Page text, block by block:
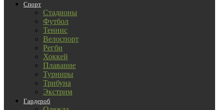
Спорт
Стадионы
Футбол
Теннис
Велоспорт
Регби
Хоккей
Плавание
Турниры
Трибуна
Экстрим
Гардероб